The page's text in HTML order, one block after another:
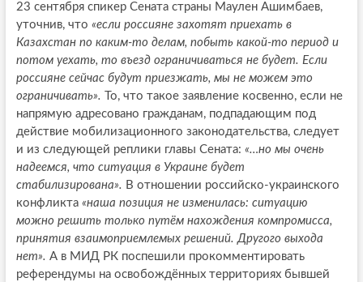
23 сентября спикер Сената страны Маулен Ашимбаев,
уточнив, что «если россияне захотят приехать в
Казахстан по каким-то делам, побыть какой-то период и
потом уехать, то въезд ограничиваться не будет. Если
россияне сейчас будут приезжать, мы не можем это
ограничивать».
То, что такое заявление косвенно, если не
напрямую адресовано гражданам, подпадающим под
действие мобилизационного законодательства, следует
и из следующей реплики главы Сената: «…но мы очень
надеемся, что ситуация в Украине будет
стабилизирована». В отношении российско-украинского
конфликта «наша позиция не изменилась: ситуацию
можно решить только путём нахождения компромисса,
принятия взаимоприемлемых решений. Другого выхода
нет». А в МИД РК поспешили прокомментировать
референдумы на освобождённых территориях бывшей